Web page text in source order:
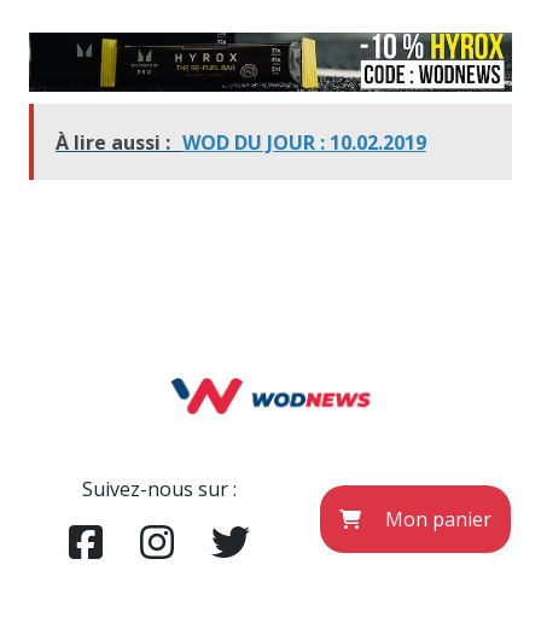
À lire aussi : WOD DU JOUR : 10.02.2019
Suivez-nous sur :
Mon panier